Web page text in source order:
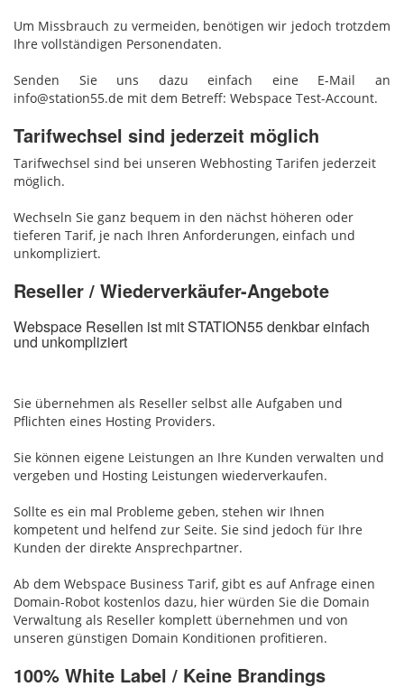
Um Missbrauch zu vermeiden, benötigen wir jedoch trotzdem
Ihre vollständigen Personendaten.
Senden Sie uns dazu einfach eine E-Mail an
info@station55.de mit dem Betreff: Webspace Test-Account.
Tarifwechsel sind jederzeit möglich
Tarifwechsel sind bei unseren Webhosting Tarifen jederzeit
möglich.
Wechseln Sie ganz bequem in den nächst höheren oder
tieferen Tarif, je nach Ihren Anforderungen, einfach und
unkompliziert.
Reseller / Wiederverkäufer-Angebote
Webspace Resellen ist mit STATION55 denkbar einfach
und unkompliziert
Sie übernehmen als Reseller selbst alle Aufgaben und
Pflichten eines Hosting Providers.
Sie können eigene Leistungen an Ihre Kunden verwalten und
vergeben und Hosting Leistungen wiederverkaufen.
Sollte es ein mal Probleme geben, stehen wir Ihnen
kompetent und helfend zur Seite. Sie sind jedoch für Ihre
Kunden der direkte Ansprechpartner.
Ab dem Webspace Business Tarif, gibt es auf Anfrage einen
Domain-Robot kostenlos dazu, hier würden Sie die Domain
Verwaltung als Reseller komplett übernehmen und von
unseren günstigen Domain Konditionen profitieren.
100% White Label / Keine Brandings